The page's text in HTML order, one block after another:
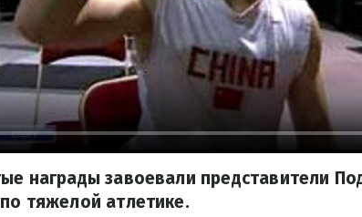
награды завоевали представители
тяжелой атлетике.